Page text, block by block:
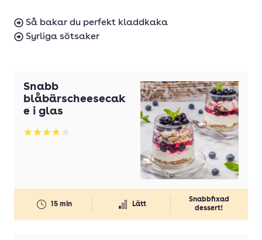
Så bakar du perfekt kladdkaka
Syrliga sötsaker
Snabb
blåbärscheesecak
e i glas
Betyg: 3.92 av 5
15 min Lätt
Snabbfixad
dessert!